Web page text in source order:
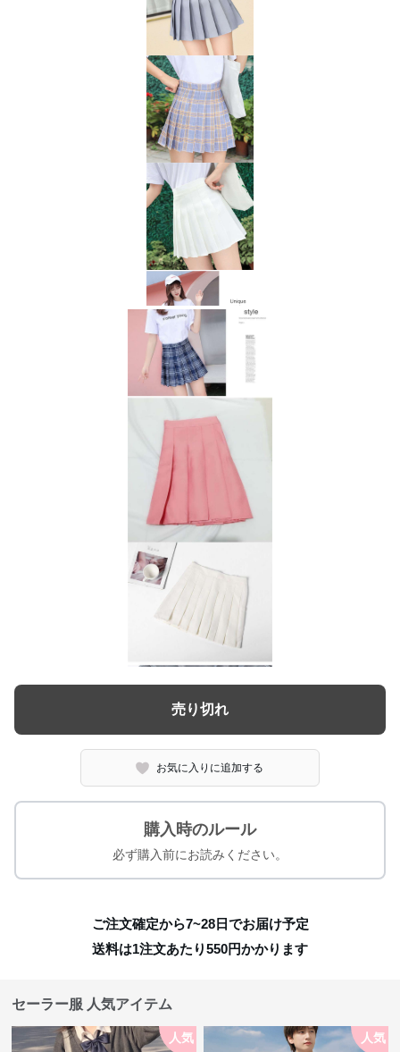
売り切れ
お気に入りに追加する
購入時のルール
必ず購入前にお読みください。
ご注文確定から7~28日でお届け予定
送料は1注文あたり550円かかります
セーラー服 人気アイテム
人気 人気